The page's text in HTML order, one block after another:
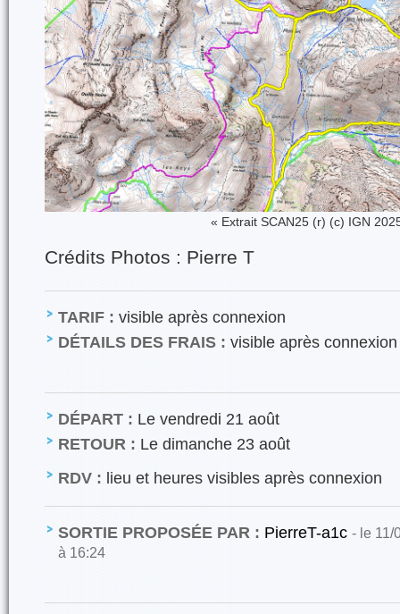
« Extrait SCAN25 (r) (c) IGN
Crédits Photos : Pierre T
TARIF : visible après connexion
DÉTAILS DES FRAIS : visible après connexion
DÉPART : Le vendredi 21 août
RETOUR : Le dimanche 23 août
RDV : lieu et heures visibles après connexion
SORTIE PROPOSÉE PAR : PierreT-a1c - le 11/
à 16:24